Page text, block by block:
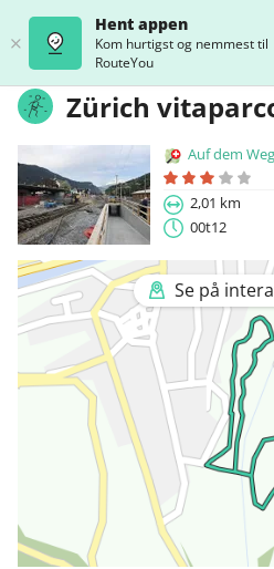
Hent appen
Kom hurtigst og nemmest til
RouteYou
Zürich
Auf dem
2,01 km
00t12
Se på